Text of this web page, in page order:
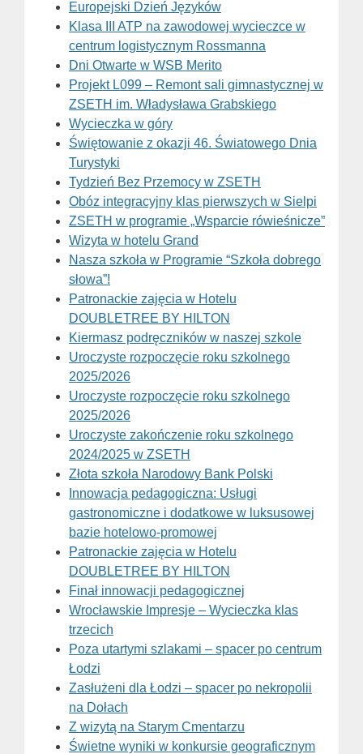
Europejski Dzień Języków
Klasa III ATP na zawodowej wycieczce w
centrum logistycznym Rossmanna
Dni Otwarte w WSB Merito
Projekt L099 – Remont sali gimnastycznej w
ZSETH im. Władysława Grabskiego
Wycieczka w góry
Świętowanie z okazji 46. Światowego Dnia
Turystyki
Tydzień Bez Przemocy w ZSETH
Obóz integracyjny klas pierwszych w Sielpi
ZSETH w programie „Wsparcie rówieśnicze”
Wizyta w hotelu Grand
Nasza szkoła w Programie “Szkoła dobrego
słowa”!
Patronackie zajęcia w Hotelu
DOUBLETREE BY HILTON
Kiermasz podręczników w naszej szkole
Uroczyste rozpoczęcie roku szkolnego
2025/2026
Uroczyste rozpoczęcie roku szkolnego
2025/2026
Uroczyste zakończenie roku szkolnego
2024/2025 w ZSETH
Złota szkoła Narodowy Bank Polski
Innowacja pedagogiczna: Usługi
gastronomiczne i dodatkowe w luksusowej
bazie hotelowo-promowej
Patronackie zajęcia w Hotelu
DOUBLETREE BY HILTON
Finał innowacji pedagogicznej
Wrocławskie Impresje – Wycieczka klas
trzecich
Poza utartymi szlakami – spacer po centrum
Łodzi
Zasłużeni dla Łodzi – spacer po nekropolii
na Dołach
Z wizytą na Starym Cmentarzu
Świetne wyniki w konkursie geograficznym